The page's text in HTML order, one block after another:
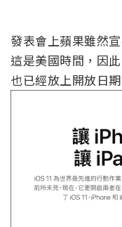
發表會上蘋果雖然
這是美國時間，因
也已經放上開放日期